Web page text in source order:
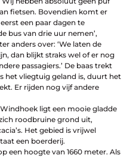
fietsen. Bovendien komt er
een paar dagen te
bus van drie uur nemen’,
anders over: ‘We laten de
dan blijkt straks wel of er nog
passagiers.’ De baas trekt
het vliegtuig geland is, duurt het
Er rijden nog vijf andere
ligt een mooie gladde
roodbruine grond uit,
Het gebied is vrijwel
een boerderij.
een hoogte van 1660 meter. Als